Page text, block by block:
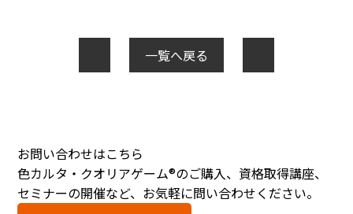
一覧へ戻る
お問い合わせはこちら
色カルタ・クオリアゲーム®のご購入、資格取得講座、
セミナーの開催など、お気軽に問い合わせください。